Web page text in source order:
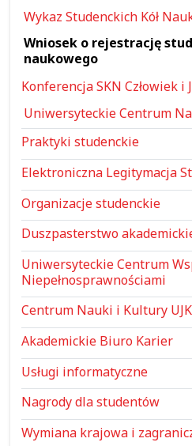
Wykaz Studenckich Kół
Wniosek o rejestrację
naukowego
Konferencja SKN Człowiek i
Uniwersyteckie Centrum
Praktyki studenckie
Elektroniczna Legitymacja
Organizacje studenckie
Duszpasterstwo
Uniwersyteckie Centrum
Niepełnosprawnościami
Centrum Nauki i Kultury UJK
Akademickie Biuro Karier
Usługi informatyczne
Nagrody dla studentów
Wymiana krajowa i